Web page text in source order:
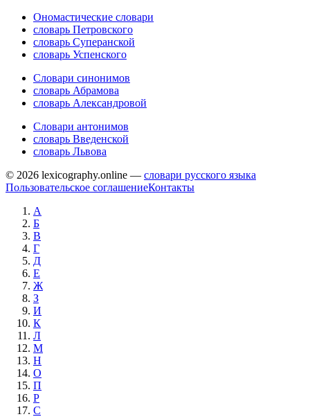
Ономастические словари
словарь Петровского
словарь Суперанской
словарь Успенского
Словари синонимов
словарь Абрамова
словарь Александровой
Словари антонимов
словарь Введенской
словарь Львова
© 2026 lexicography.online — словари русского языка
Пользовательское соглашениеКонтакты
А
Б
В
Г
Д
Е
Ж
З
И
К
Л
М
Н
О
П
Р
С